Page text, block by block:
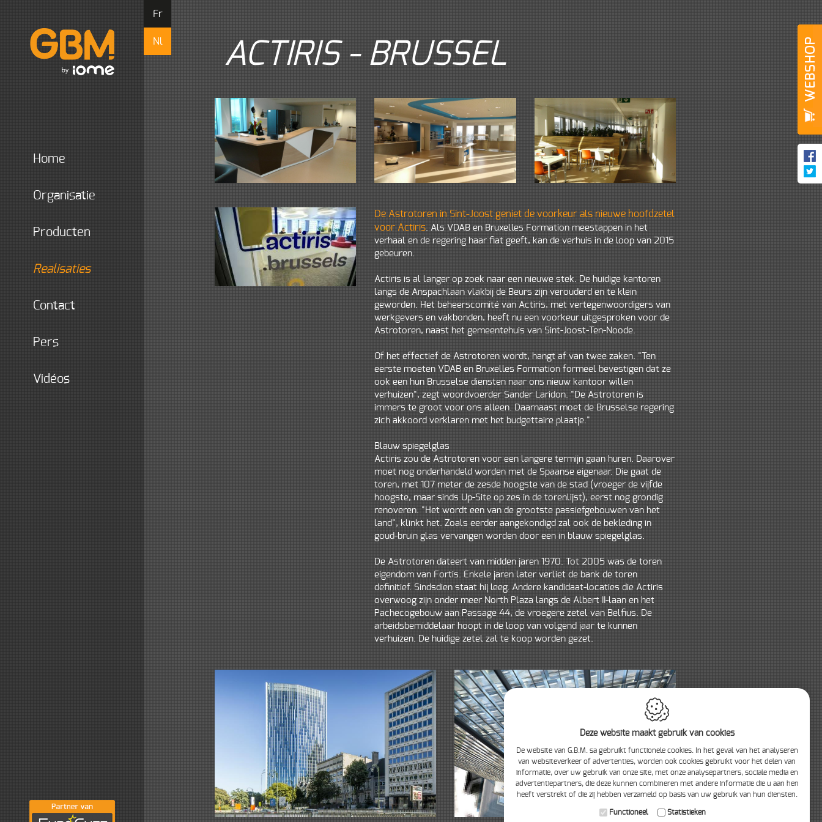
Fr
Nl
home
organisatie
producten
realisaties
contact
pers
vidéos
ACTIRIS - BRUSSEL
De Astrotoren in Sint-Joost geniet de voorkeur als nieuwe hoofdzetel
voor Actiris . Als VDAB en Bruxelles Formation meestappen in het
verhaal en de regering haar fiat geeft, kan de verhuis in de loop van 2015
gebeuren.
Actiris is al langer op zoek naar een nieuwe stek. De huidige kantoren
langs de Anspachlaan vlakbij de Beurs zijn verouderd en te klein
geworden. Het beheerscomité van Actiris, met vertegenwoordigers van
werkgevers en vakbonden, heeft nu een voorkeur uitgesproken voor de
Astrotoren, naast het gemeentehuis van Sint-Joost-Ten-Noode.
Of het effectief de Astrotoren wordt, hangt af van twee zaken. "Ten
eerste moeten VDAB en Bruxelles Formation formeel bevestigen dat ze
ook een hun Brusselse diensten naar ons nieuw kantoor willen
verhuizen", zegt woordvoerder Sander Laridon. "De Astrotoren is
immers te groot voor ons alleen. Daarnaast moet de Brusselse regering
zich akkoord verklaren met het budgettaire plaatje."
Blauw spiegelglas
Actiris zou de Astrotoren voor een langere termijn gaan huren. Daarover
moet nog onderhandeld worden met de Spaanse eigenaar. Die gaat de
toren, met 107 meter de zesde hoogste van de stad (vroeger de vijfde
hoogste, maar sinds Up-Site op zes in de torenlijst), eerst nog grondig
renoveren. "Het wordt een van de grootste passiefgebouwen van het
land", klinkt het. Zoals eerder aangekondigd zal ook de bekleding in
goud-bruin glas vervangen worden door een in blauw spiegelglas.
De Astrotoren dateert van midden jaren 1970. Tot 2005 was de toren
eigendom van Fortis. Enkele jaren later verliet de bank de toren
definitief. Sindsdien staat hij leeg. Andere kandidaat-locaties die Actiris
overwoog zijn onder meer North Plaza langs de Albert II-laan en het
Pachecogebouw aan Passage 44, de vroegere zetel van Belfius. De
arbeidsbemiddelaar hoopt in de loop van volgend jaar te kunnen
verhuizen. De huidige zetel zal te koop worden gezet.
Deze website maakt gebruik van cookies
De website van G.B.M. sa gebruikt functionele cookies. In het geval van het analyseren
van websiteverkeer of advertenties, worden ook cookies gebruikt voor het delen van
informatie, over uw gebruik van onze site, met onze analysepartners, sociale media en
advertentiepartners, die deze kunnen combineren met andere informatie die u aan hen
heeft verstrekt of die zij hebben verzameld op basis van uw gebruik van hun diensten.
Functioneel Statistieken